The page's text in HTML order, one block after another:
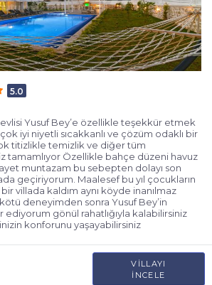
5.0
Yusuf Bey’e özellikle teşekkür etmek
iyi niyetli sıcakkanlı ve çözüm odaklı bir
titizlikle temizlik ve diğer tüm
tamamlıyor Özellikle bahçe düzeni havuz
muntazam bu sebepten dolayı son
geçiriyorum. Maalesef bu yıl çocukların
villada kaldım aynı köyde inanılmaz
deneyimden sonra Yusuf Bey’in
gönül rahatlığıyla kalabilirsiniz
konforunu yaşayabilirsiniz
VILLAYI
İNCELE